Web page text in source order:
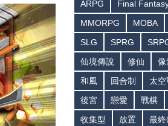
ARPG Final
MMORPG
MOBA
SLG
SPRG
仙境傳說
修仙 像
和風
回合制 太
後宮
戀愛 戰棋
收集型
放置 最終